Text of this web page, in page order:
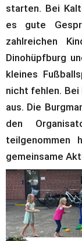
starten. Bei
es gute
zahlreichen
Dinohüpfburg
kleines
nicht fehlen. Bei
aus. Die
den
teilgenommen
gemeinsame